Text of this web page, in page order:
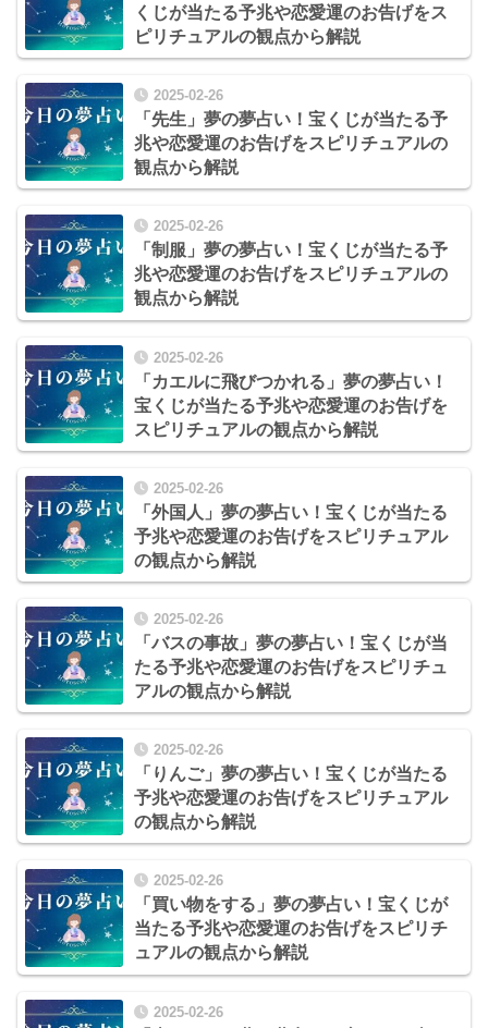
くじが当たる予兆や恋愛運のお告げをス
ピリチュアルの観点から解説
2025-02-26
「先生」夢の夢占い！宝くじが当たる予
兆や恋愛運のお告げをスピリチュアルの
観点から解説
2025-02-26
「制服」夢の夢占い！宝くじが当たる予
兆や恋愛運のお告げをスピリチュアルの
観点から解説
2025-02-26
「カエルに飛びつかれる」夢の夢占い！
宝くじが当たる予兆や恋愛運のお告げを
スピリチュアルの観点から解説
2025-02-26
「外国人」夢の夢占い！宝くじが当たる
予兆や恋愛運のお告げをスピリチュアル
の観点から解説
2025-02-26
「バスの事故」夢の夢占い！宝くじが当
たる予兆や恋愛運のお告げをスピリチュ
アルの観点から解説
2025-02-26
「りんご」夢の夢占い！宝くじが当たる
予兆や恋愛運のお告げをスピリチュアル
の観点から解説
2025-02-26
「買い物をする」夢の夢占い！宝くじが
当たる予兆や恋愛運のお告げをスピリチ
ュアルの観点から解説
2025-02-26